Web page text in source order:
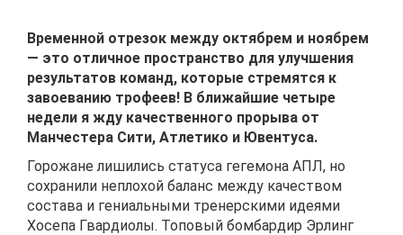
Временной отрезок между октябрем и ноябрем
— это отличное пространство для улучшения
результатов команд, которые стремятся к
завоеванию трофеев! В ближайшие четыре
недели я жду качественного прорыва от
Манчестера Сити, Атлетико и Ювентуса.
Горожане лишились статуса гегемона АПЛ, но
сохранили неплохой баланс между качеством
состава и гениальными тренерскими идеями
Хосепа Гвардиолы. Топовый бомбардир Эрлинг